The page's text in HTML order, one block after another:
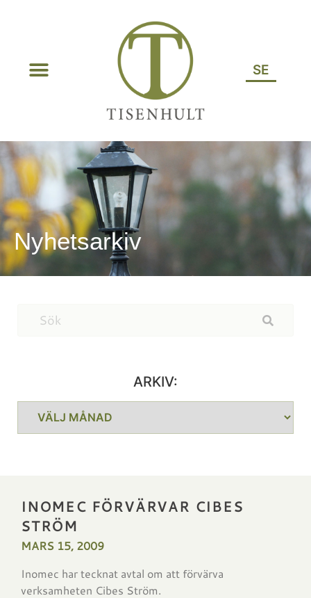
SE
Nyhetsarkiv
ARKIV:
INOMEC FÖRVÄRVAR CIBES
STRÖM
MARS 15, 2009
Inomec har tecknat avtal om att förvärva
verksamheten Cibes Ström.